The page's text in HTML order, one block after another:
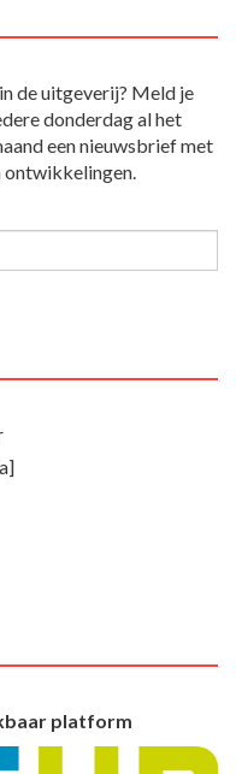
de uitgeverij? Meld je
donderdag al het
een nieuwsbrief met
ontwikkelingen.
platform